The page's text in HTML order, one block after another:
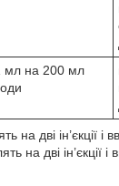
мл на 200 мл
на дві ін’єкції і
на дві ін’єкції і